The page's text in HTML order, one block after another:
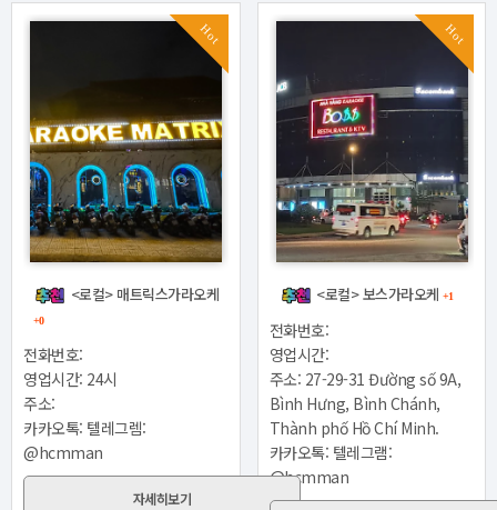
Hot
<로컬> 매트릭스가라오케
+0
전화번호:
영업시간: 24시
주소:
카카오톡: 텔레그렘:
@hcmman
자세히보기
Hot
<로컬> 보스가라오케 +1
전화번호:
영업시간:
주소: 27-29-31 Đường số 9A,
Bình Hưng, Bình Chánh,
Thành phố Hồ Chí Minh.
카카오톡: 텔레그램:
@hcmman